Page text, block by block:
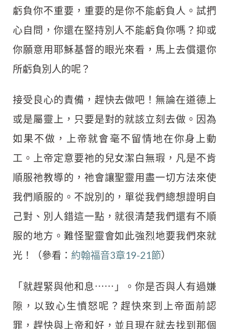
虧負你不重要，重要的是你不能虧負人。試捫
心自問，你還在堅持別人不能虧負你嗎？抑或
你願意用耶穌基督的眼光來看，馬上去償還你
所虧負別人的呢？
接受良心的責備，趕快去做吧！無論在道德上
或是屬靈上，只要是對的就該立刻去做。因為
如果不做，上帝就會毫不留情地在你身上動
工。上帝定意要祂的兒女潔白無瑕，凡是不肯
順服祂教導的，祂會讓聖靈用盡一切方法來使
我們順服的。不說別的，單從我們總想證明自
己對、別人錯這一點，就很清楚我們還有不順
服的地方。難怪聖靈會如此強烈地要我們來就
光！（參看： 約翰福音3章19-21節）
「就趕緊與他和息⋯⋯」。你是否與人有過嫌
隙，以致心生憤怒呢？趕快來到上帝面前認
罪，趕快與上帝和好，並且現在就去找到那個